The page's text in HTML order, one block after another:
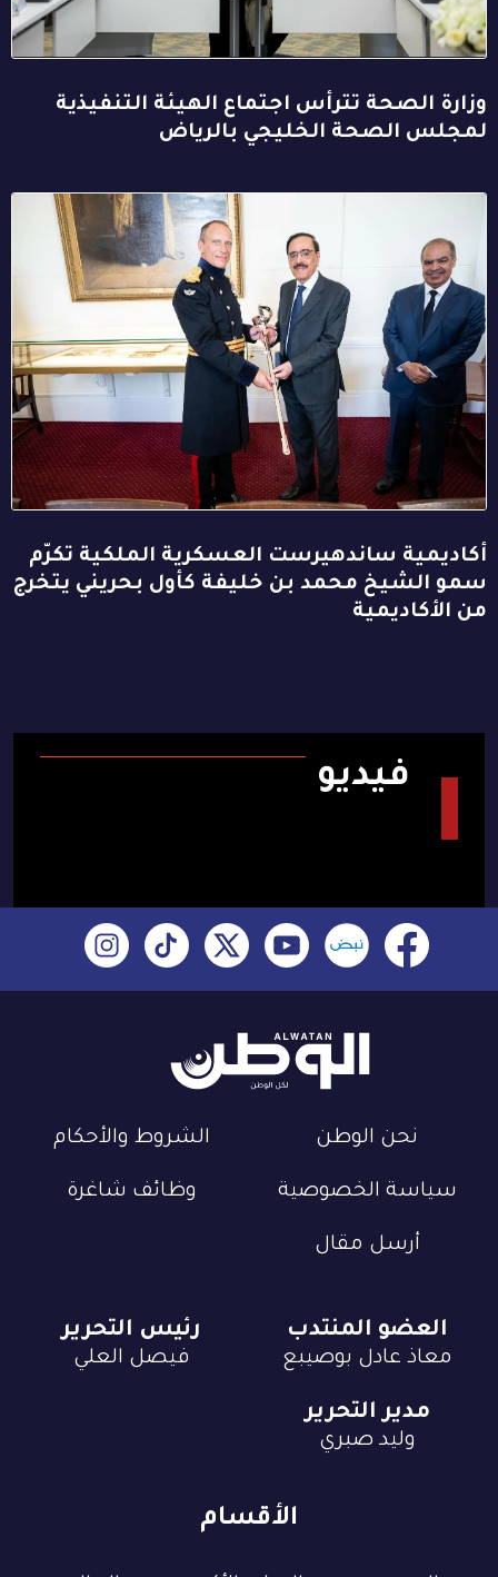
وزارة الصحة تترأس اجتماع الهيئة التنفيذية
لمجلس الصحة الخليجي بالرياض
أكاديمية ساندهيرست العسكرية الملكية تكرّم
سمو الشيخ محمد بن خليفة كأول بحريني يتخرج
من الأكاديمية
فيديو
نحن الوطن الشروط والأحكام
سياسة الخصوصية وظائف شاغرة
أرسل مقال
الأقسام
العضو المنتدب
معاذ عادل بوصيبع
رئيس التحرير
فيصل العلي
مدير التحرير
وليد صبري